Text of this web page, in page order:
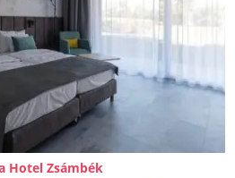
Hotel Zsámbék